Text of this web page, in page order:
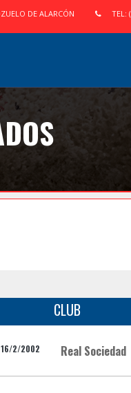
DE ALARCÓN TEL:
CLUB
16/2/2002 Real Sociedad